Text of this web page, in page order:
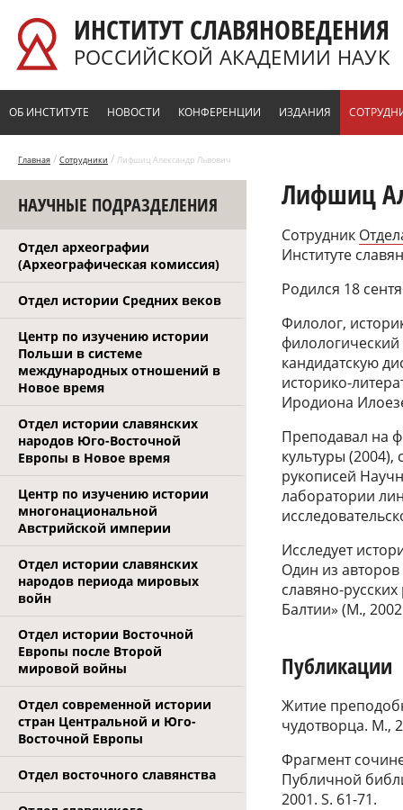
ИНСТИТУТ СЛАВЯНОВЕДЕНИЯ
РОССИЙСКОЙ АКАДЕМИИ НАУК
ОБ ИНСТИТУТЕ НОВОСТИ КОНФЕРЕНЦИИ ИЗДАНИЯ
Главная / Сотрудники / Лифшиц Александр Львович
НАУЧНЫЕ ПОДРАЗДЕЛЕНИЯ
Отдел археографии
(Археографическая комиссия)
Отдел истории Средних веков
Центр по изучению истории
Польши в системе
международных отношений в
Новое время
Отдел истории славянских
народов Юго-Восточной
Европы в Новое время
Центр по изучению истории
многонациональной
Австрийской империи
Отдел истории славянских
народов периода мировых
войн
Отдел истории Восточной
Европы после Второй
мировой войны
Отдел современной истории
стран Центральной и Юго-
Восточной Европы
Отдел восточного славянства
Лифшиц
Сотрудник
Институте
Родился 18
Филолог,
филологический
кандидатскую
историко-
Иродиона
Преподавал на
культуры (2004),
рукописей
лаборатории
Исследует
Один из
славяно-
Балтии» (М.,
Публикации
Житие
чудотворца. М.,
Фрагмент
Публичной
2001. S. 61-71.